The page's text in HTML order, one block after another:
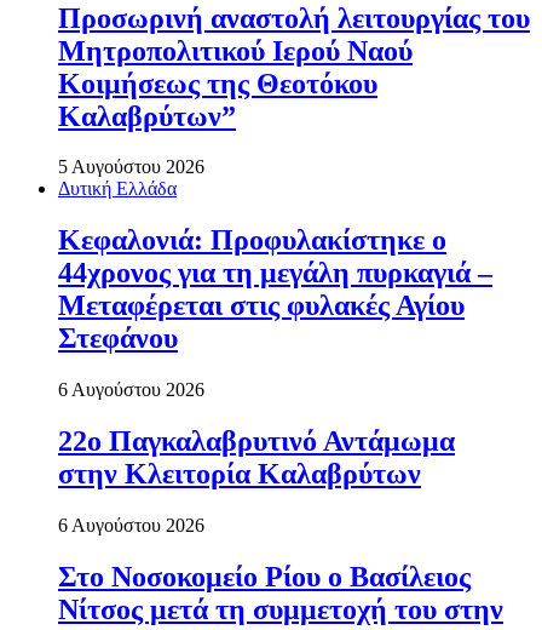
Προσωρινή αναστολή λειτουργίας του
Μητροπολιτικού Ιερού Ναού
Κοιμήσεως της Θεοτόκου
Καλαβρύτων”
5 Αυγούστου 2026
Δυτική Ελλάδα
Κεφαλονιά: Προφυλακίστηκε ο
44χρονος για τη μεγάλη πυρκαγιά –
Μεταφέρεται στις φυλακές Αγίου
Στεφάνου
6 Αυγούστου 2026
22ο Παγκαλαβρυτινό Αντάμωμα
στην Κλειτορία Καλαβρύτων
6 Αυγούστου 2026
Στο Νοσοκομείο Ρίου ο Βασίλειος
Νίτσος μετά τη συμμετοχή του στην